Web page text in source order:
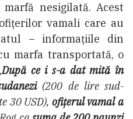
nesigilată. Acest
vamali care au
– informațiile din
marfa transportată, o
După ce i s-a dat mită în
(200 de lire sud-
30 USD), ofițerul vamal a